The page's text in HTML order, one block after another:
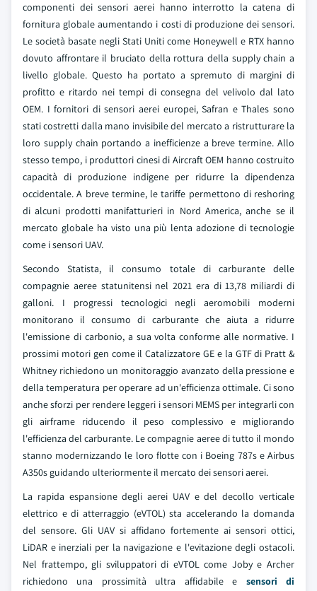
componenti dei sensori aerei hanno interrotto la catena di
fornitura globale aumentando i costi di produzione dei sensori.
Le società basate negli Stati Uniti come Honeywell e RTX hanno
dovuto affrontare il bruciato della rottura della supply chain a
livello globale. Questo ha portato a spremuto di margini di
profitto e ritardo nei tempi di consegna del velivolo dal lato
OEM. I fornitori di sensori aerei europei, Safran e Thales sono
stati costretti dalla mano invisibile del mercato a ristrutturare la
loro supply chain portando a inefficienze a breve termine. Allo
stesso tempo, i produttori cinesi di Aircraft OEM hanno costruito
capacità di produzione indigene per ridurre la dipendenza
occidentale. A breve termine, le tariffe permettono di reshoring
di alcuni prodotti manifatturieri in Nord America, anche se il
mercato globale ha visto una più lenta adozione di tecnologie
come i sensori UAV.
Secondo Statista, il consumo totale di carburante delle
compagnie aeree statunitensi nel 2021 era di 13,78 miliardi di
galloni. I progressi tecnologici negli aeromobili moderni
monitorano il consumo di carburante che aiuta a ridurre
l'emissione di carbonio, a sua volta conforme alle normative. I
prossimi motori gen come il Catalizzatore GE e la GTF di Pratt &
Whitney richiedono un monitoraggio avanzato della pressione e
della temperatura per operare ad un'efficienza ottimale. Ci sono
anche sforzi per rendere leggeri i sensori MEMS per integrarli con
gli airframe riducendo il peso complessivo e migliorando
l'efficienza del carburante. Le compagnie aeree di tutto il mondo
stanno modernizzando le loro flotte con i Boeing 787s e Airbus
A350s guidando ulteriormente il mercato dei sensori aerei.
La rapida espansione degli aerei UAV e del decollo verticale
elettrico e di atterraggio (eVTOL) sta accelerando la domanda
del sensore. Gli UAV si affidano fortemente ai sensori ottici,
LiDAR e inerziali per la navigazione e l'evitazione degli ostacoli.
Nel frattempo, gli sviluppatori di eVTOL come Joby e Archer
richiedono una prossimità ultra affidabile e sensori di